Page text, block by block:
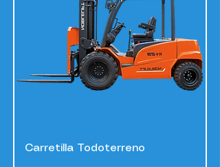
Carretilla Todoterreno